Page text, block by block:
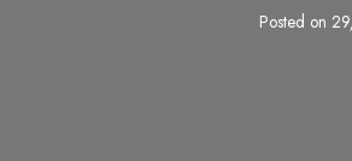
Posted on